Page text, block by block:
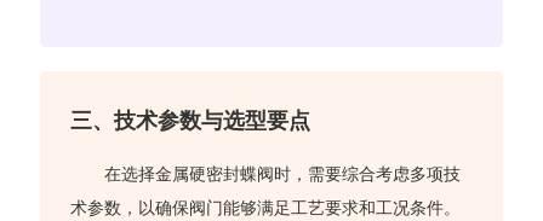
三、技术参数与选型要点
在选择金属硬密封蝶阀时，需要综合考虑多项技
术参数，以确保阀门能够满足工艺要求和工况条件。